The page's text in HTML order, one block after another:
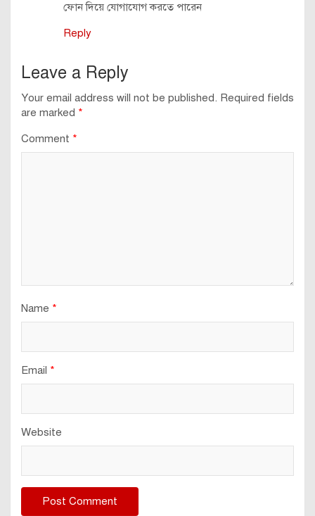
ফোন দিয়ে যোগাযোগ করতে পারেন
Reply
Leave a Reply
Your email address will not be published. Required fields
are marked *
Comment *
Name *
Email *
Website